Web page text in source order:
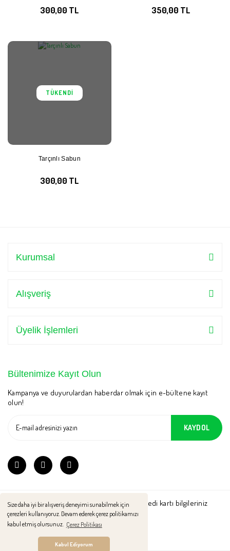
Size daha iyi bir alışveriş deneyimi sunabilmek için
çerezleri kullanıyoruz. Devam ederek çerez politikamızı
kabul etmiş olursunuz. Çerez Politikası
Kabul Ediyorum
300,00 TL 350,00 TL
TÜKENDİ
Tarçınlı Sabun
300,00 TL
Kurumsal
Alışveriş
Üyelik İşlemleri
Bültenimize Kayıt Olun
Kampanya ve duyurulardan haberdar olmak için e-bültene kayıt
olun!
KAYDOL
2021 © MelKa Naturel. Tüm Hakları Saklıdır. Kredi kartı bilgileriniz
256bit SSL sertifikası ile korunmaktadır.